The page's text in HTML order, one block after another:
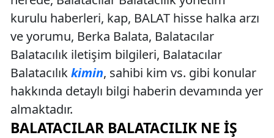
kurulu haberleri, kap, BALAT hisse halka arzı
ve yorumu, Berka Balata, Balatacılar
Balatacılık iletişim bilgileri, Balatacılar
Balatacılıkkimin, sahibi kim vs. gibi konular
hakkında detaylı bilgi haberin devamında yer
almaktadır.
BALATACILAR BALATACILIK NE İŞ